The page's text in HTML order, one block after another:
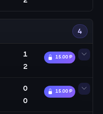
4
1
2
15.00 Ᵽ
0
0
15.00 Ᵽ